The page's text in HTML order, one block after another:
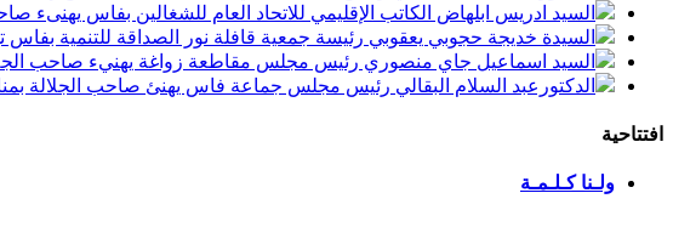
السيد ادريس ابلهاض الكاتب الإقليمي للاتحاد العام للشغالين بفاس يهنىء
السيدة خديجة حجوبي يعقوبي رئيسة جمعية قافلة نور الصداقة للتنمية
السيد اسماعيل جاي منصوري رئيس مجلس مقاطعة زواغة يهنيء صاحب
الدكتورعبد السلام البقالي رئيس مجلس جماعة فاس يهنئ صاحب الجلالة
افتتاحية
ولـنا كـلـمـة